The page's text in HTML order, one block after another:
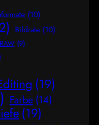
(10)
Bildrate (10)
(9)
(19)
Farbe (14)
(19)